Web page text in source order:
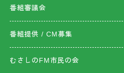
番組審議会
番組提供 / CM募集
むさしのFM市民の会